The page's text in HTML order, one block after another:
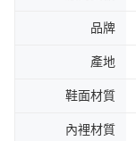
品牌
產地
鞋面材質
內裡材質